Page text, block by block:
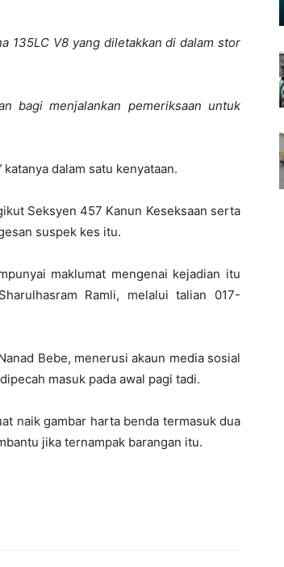
135LC V8 yang diletakkan di dalam stor
bagi menjalankan pemeriksaan untuk
katanya dalam satu kenyataan.
Seksyen 457 Kanun Keseksaan serta
suspek kes itu.
maklumat mengenai kejadian itu
Ramli, melalui talian 017-
Bebe, menerusi akaun media sosial
masuk pada awal pagi tadi.
naik gambar harta benda termasuk dua
jika ternampak barangan itu.